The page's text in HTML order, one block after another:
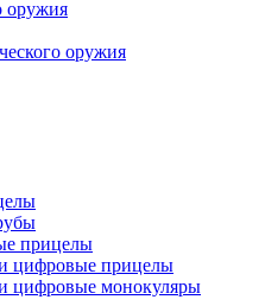
оружия
оружия
прицелы
цифровые прицелы
цифровые монокуляры